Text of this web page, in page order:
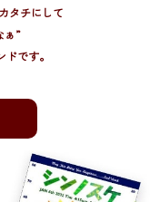
タチにして
ぁ”
です。